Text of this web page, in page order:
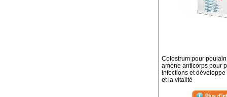
Colostrum pour
amène anticorps pour
infections et
et la vitalité